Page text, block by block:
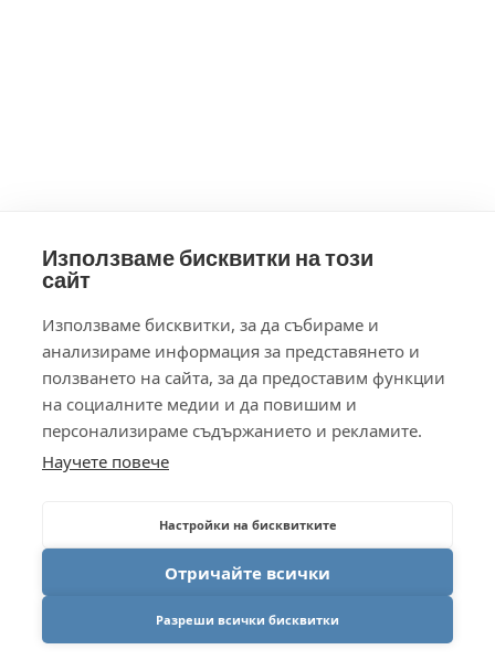
Използваме бисквитки на този
сайт
Използваме бисквитки, за да събираме и
анализираме информация за представянето и
ползването на сайта, за да предоставим функции
на социалните медии и да повишим и
персонализираме съдържанието и рекламите.
Научете повече
Настройки на бисквитките
Отричайте всички
Разреши всички бисквитки